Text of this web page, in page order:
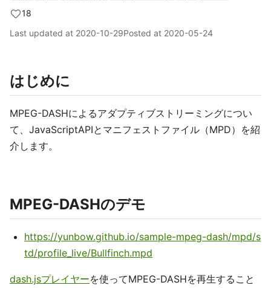
18
Last updated at 2020-10-29Posted at 2020-05-24
はじめに
MPEG-DASHによるアダプティブストリーミングについ
て、JavaScriptAPIとマニフェストファイル（MPD）を紹
介します。
MPEG-DASHのデモ
https://yunbow.github.io/sample-mpeg-dash/mpd/s
td/profile_live/Bullfinch.mpd
dash.jsプレイヤーを使ってMPEG-DASHを再生すること